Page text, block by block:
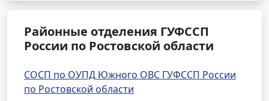
Районные отделения ГУФССП
России по Ростовской области
СОСП по ОУПД Южного ОВС ГУФССП России
по Ростовской области